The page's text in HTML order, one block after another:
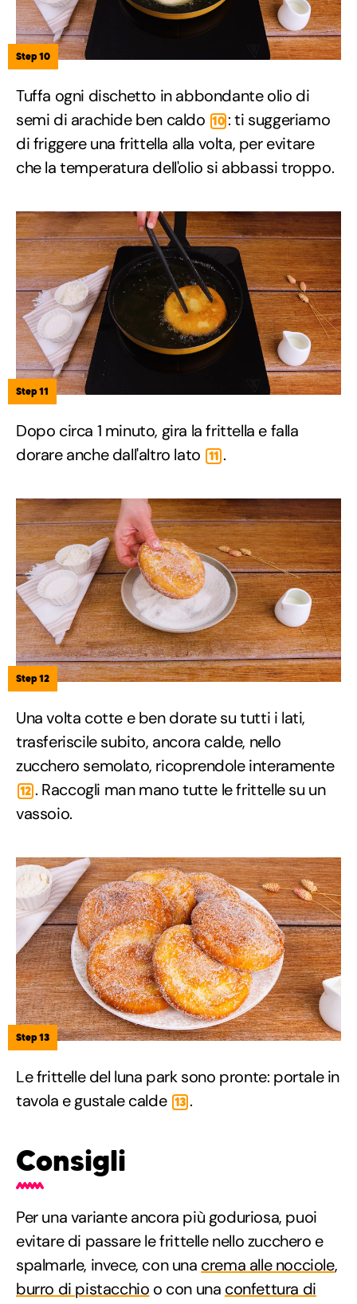
Step 10
Tuffa ogni dischetto in abbondante olio di
semi di arachide ben caldo 10 : ti suggeriamo
di friggere una frittella alla volta, per evitare
che la temperatura dell'olio si abbassi troppo.
Step 11
Dopo circa 1 minuto, gira la frittella e falla
dorare anche dall'altro lato
11 .
Step 12
Una volta cotte e ben dorate su tutti i lati,
trasferiscile subito, ancora calde, nello
zucchero semolato, ricoprendole interamente
12 . Raccogli man mano tutte le frittelle su un
vassoio.
Step 13
Le frittelle del luna park sono pronte: portale in
tavola e gustale calde 13 .
Consigli
Per una variante ancora più goduriosa, puoi
evitare di passare le frittelle nello zucchero e
spalmarle, invece, con una crema alle nocciole,
burro di pistacchio o con una confettura di